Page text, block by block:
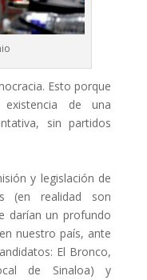
Esto porque
de una
sin partidos
y legislación de
(en realidad son
darían un profundo
nuestro país, ante
El Bronco,
de Sinaloa) y